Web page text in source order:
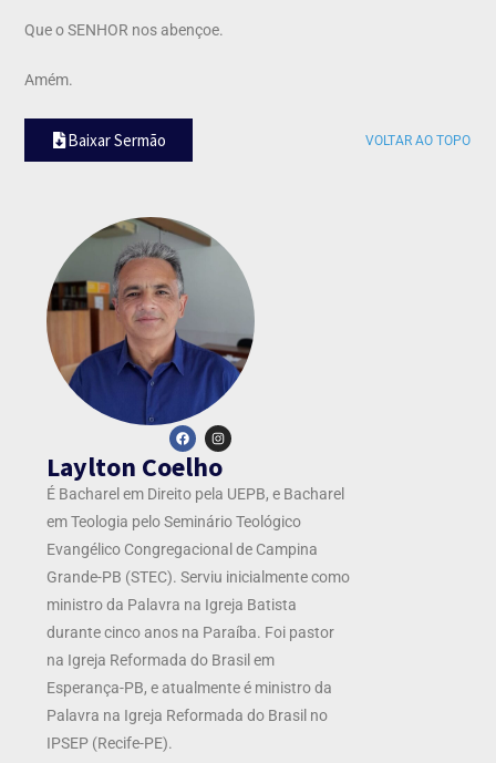
Que o SENHOR nos abençoe.
Amém.
Baixar Sermão VOLTAR AO TOPO
Laylton Coelho
É Bacharel em Direito pela UEPB, e Bacharel
em Teologia pelo Seminário Teológico
Evangélico Congregacional de Campina
Grande-PB (STEC). Serviu inicialmente como
ministro da Palavra na Igreja Batista
durante cinco anos na Paraíba. Foi pastor
na Igreja Reformada do Brasil em
Esperança-PB, e atualmente é ministro da
Palavra na Igreja Reformada do Brasil no
IPSEP (Recife-PE).